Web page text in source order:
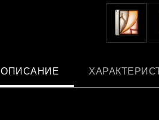
ОПИСАНИЕ